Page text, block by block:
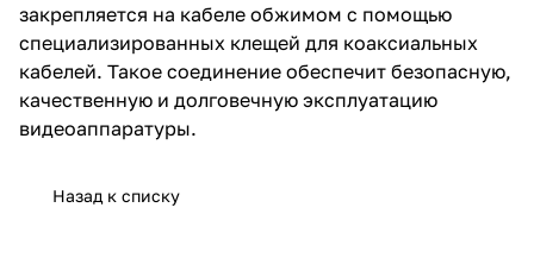
закрепляется на кабеле обжимом с помощью
специализированных клещей для коаксиальных
кабелей. Такое соединение обеспечит безопасную,
качественную и долговечную эксплуатацию
видеоаппаратуры.
Назад к списку